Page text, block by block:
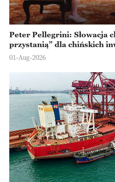
Peter Pellegrini: Słowacja
przystanią” dla chińskich
Europejskiej
01-Aug-2026